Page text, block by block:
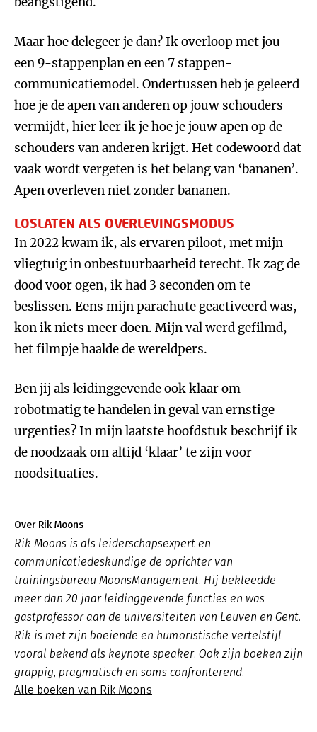
Maar hoe delegeer je dan? Ik overloop met jou
een 9-stappenplan en een 7 stappen-
communicatiemodel. Ondertussen heb je geleerd
hoe je de apen van anderen op jouw schouders
vermijdt, hier leer ik je hoe je jouw apen op de
schouders van anderen krijgt. Het codewoord dat
vaak wordt vergeten is het belang van ‘bananen’.
Apen overleven niet zonder bananen.
LOSLATEN ALS OVERLEVINGSMODUS
In 2022 kwam ik, als ervaren piloot, met mijn
vliegtuig in onbestuurbaarheid terecht. Ik zag de
dood voor ogen, ik had 3 seconden om te
beslissen. Eens mijn parachute geactiveerd was,
kon ik niets meer doen. Mijn val werd gefilmd,
het filmpje haalde de wereldpers.
Ben jij als leidinggevende ook klaar om
robotmatig te handelen in geval van ernstige
urgenties? In mijn laatste hoofdstuk beschrijf ik
de noodzaak om altijd ‘klaar’ te zijn voor
noodsituaties.
Over Rik Moons
Rik Moons is als leiderschapsexpert en
communicatiedeskundige de oprichter van
trainingsbureau MoonsManagement. Hij bekleedde
meer dan 20 jaar leidinggevende functies en was
gastprofessor aan de universiteiten van Leuven en Gent.
Rik is met zijn boeiende en humoristische vertelstijl
vooral bekend als keynote speaker. Ook zijn boeken zijn
grappig, pragmatisch en soms confronterend.
Alle boeken van Rik Moons